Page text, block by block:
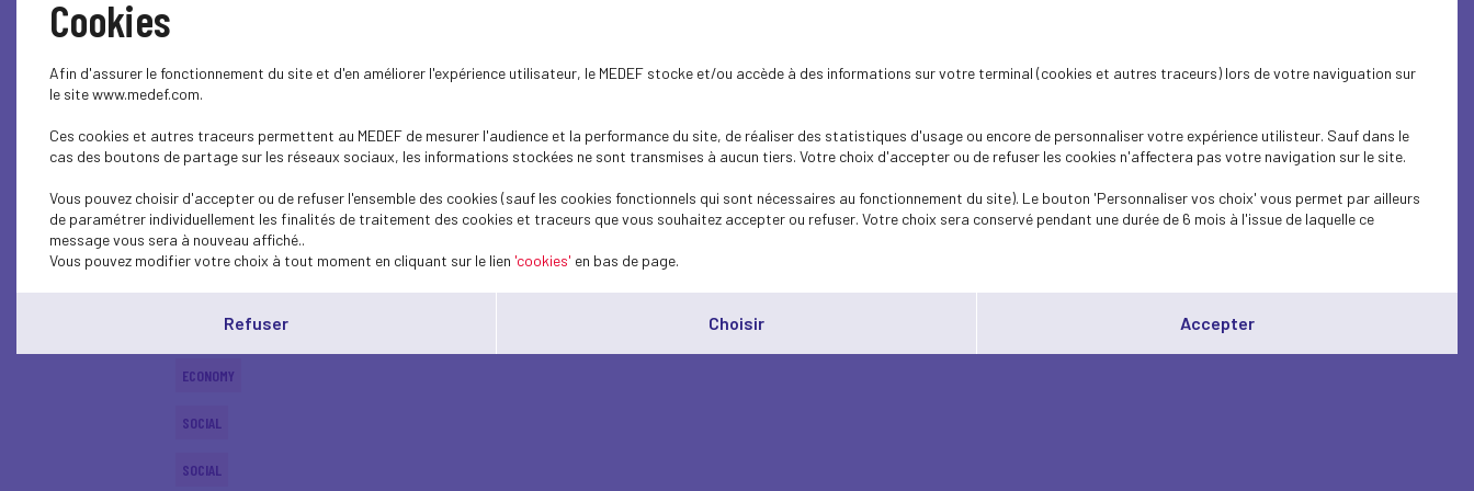
SOCIAL
ECONOMY
SOCIAL
ECONOMY
SOCIAL
SOCIAL
Cookies
Afin d'assurer le fonctionnement du site et d'en améliorer l'expérience utilisateur, le MEDEF stocke et/ou accède à des informations sur votre terminal (cookies et autres traceurs) lors de votre naviguation sur
le site www.medef.com.
Ces cookies et autres traceurs permettent au MEDEF de mesurer l'audience et la performance du site, de réaliser des statistiques d'usage ou encore de personnaliser votre expérience utilisteur. Sauf dans le
cas des boutons de partage sur les réseaux sociaux, les informations stockées ne sont transmises à aucun tiers. Votre choix d'accepter ou de refuser les cookies n'affectera pas votre navigation sur le site.
Vous pouvez choisir d'accepter ou de refuser l'ensemble des cookies (sauf les cookies fonctionnels qui sont nécessaires au fonctionnement du site). Le bouton 'Personnaliser vos choix' vous permet par ailleurs
de paramétrer individuellement les finalités de traitement des cookies et traceurs que vous souhaitez accepter ou refuser. Votre choix sera conservé pendant une durée de 6 mois à l'issue de laquelle ce
message vous sera à nouveau affiché..
Vous pouvez modifier votre choix à tout moment en cliquant sur le lien 'cookies' en bas de page.
Refuser Choisir Accepter